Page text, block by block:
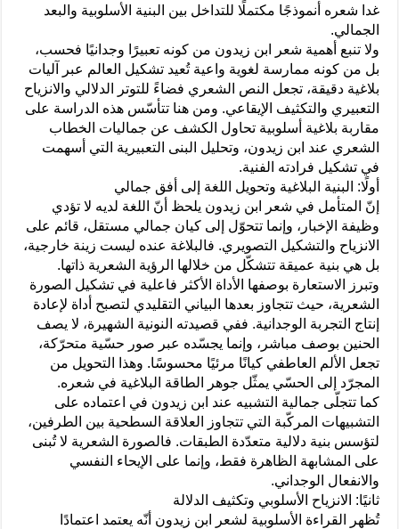
غدا شعره أنموذجًا مكتملًا للتداخل بين البنية الأسلوبية والبعد
الجمالي.
ولا تنبع أهمية شعر ابن زيدون من كونه تعبيرًا وجدانيًا فحسب،
بل من كونه ممارسة لغوية واعية تُعيد تشكيل العالم عبر آليات
بلاغية دقيقة، تجعل النص الشعري فضاءً للتوتر الدلالي والانزياح
التعبيري والتكثيف الإيقاعي. ومن هنا تتأسّس هذه الدراسة على
مقاربة بلاغية أسلوبية تحاول الكشف عن جماليات الخطاب
الشعري عند ابن زيدون، وتحليل البنى التعبيرية التي أسهمت
في تشكيل فرادته الفنية.
أولًا: البنية البلاغية وتحويل اللغة إلى أفق جمالي
إنّ المتأمل في شعر ابن زيدون يلحظ أنّ اللغة لديه لا تؤدي
وظيفة الإخبار، وإنما تتحوّل إلى كيان جمالي مستقل، قائم على
الانزياح والتشكيل التصويري. فالبلاغة عنده ليست زينة خارجية،
بل هي بنية عميقة تتشكّل من خلالها الرؤية الشعرية ذاتها.
وتبرز الاستعارة بوصفها الأداة الأكثر فاعلية في تشكيل الصورة
الشعرية، حيث تتجاوز بعدها البياني التقليدي لتصبح أداة لإعادة
إنتاج التجربة الوجدانية. ففي قصيدته النونية الشهيرة، لا يصف
الحنين بوصف مباشر، وإنما يجسّده عبر صور حسّية متحرّكة،
تجعل الألم العاطفي كيانًا مرئيًا محسوسًا. وهذا التحويل من
المجرّد إلى الحسّي يمثّل جوهر الطاقة البلاغية في شعره.
كما تتجلّى جمالية التشبيه عند ابن زيدون في اعتماده على
التشبيهات المركّبة التي تتجاوز العلاقة السطحية بين الطرفين،
لتؤسس بنية دلالية متعدّدة الطبقات. فالصورة الشعرية لا تُبنى
على المشابهة الظاهرة فقط، وإنما على الإيحاء النفسي
والانفعال الوجداني.
ثانيًا: الانزياح الأسلوبي وتكثيف الدلالة
تُظهر القراءة الأسلوبية لشعر ابن زيدون أنّه يعتمد اعتمادًا